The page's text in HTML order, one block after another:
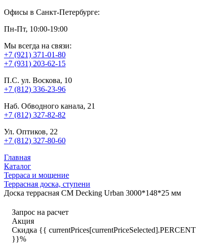
Офисы в Санкт-Петербурге:
Пн-Пт, 10:00-19:00
Мы всегда на связи:
+7 (921) 371-01-80
+7 (931) 203-62-15
П.С. ул. Воскова, 10
+7 (812) 336-23-96
Наб. Обводного канала, 21
+7 (812) 327-82-82
Ул. Оптиков, 22
+7 (812) 327-80-60
Главная
Каталог
Терраса и мощение
Террасная доска, ступени
Доска террасная CM Decking Urban 3000*148*25 мм
Запрос на расчет
Акция
Скидка {{ currentPrices[currentPriceSelected].PERCENT
}}%